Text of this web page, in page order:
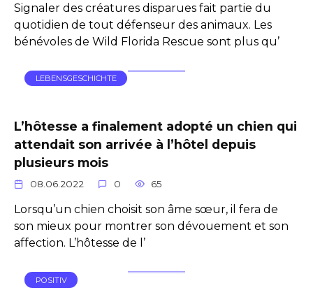
Signaler des créatures disparues fait partie du
quotidien de tout défenseur des animaux. Les
bénévoles de Wild Florida Rescue sont plus qu’
LEBENSGESCHICHTE
L’hôtesse a finalement adopté un chien qui
attendait son arrivée à l’hôtel depuis
plusieurs mois
08.06.2022 0 65
Lorsqu’un chien choisit son âme sœur, il fera de
son mieux pour montrer son dévouement et son
affection. L’hôtesse de l’
POSITIV